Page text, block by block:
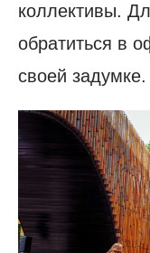
коллективы.
обратиться в
своей задумке.